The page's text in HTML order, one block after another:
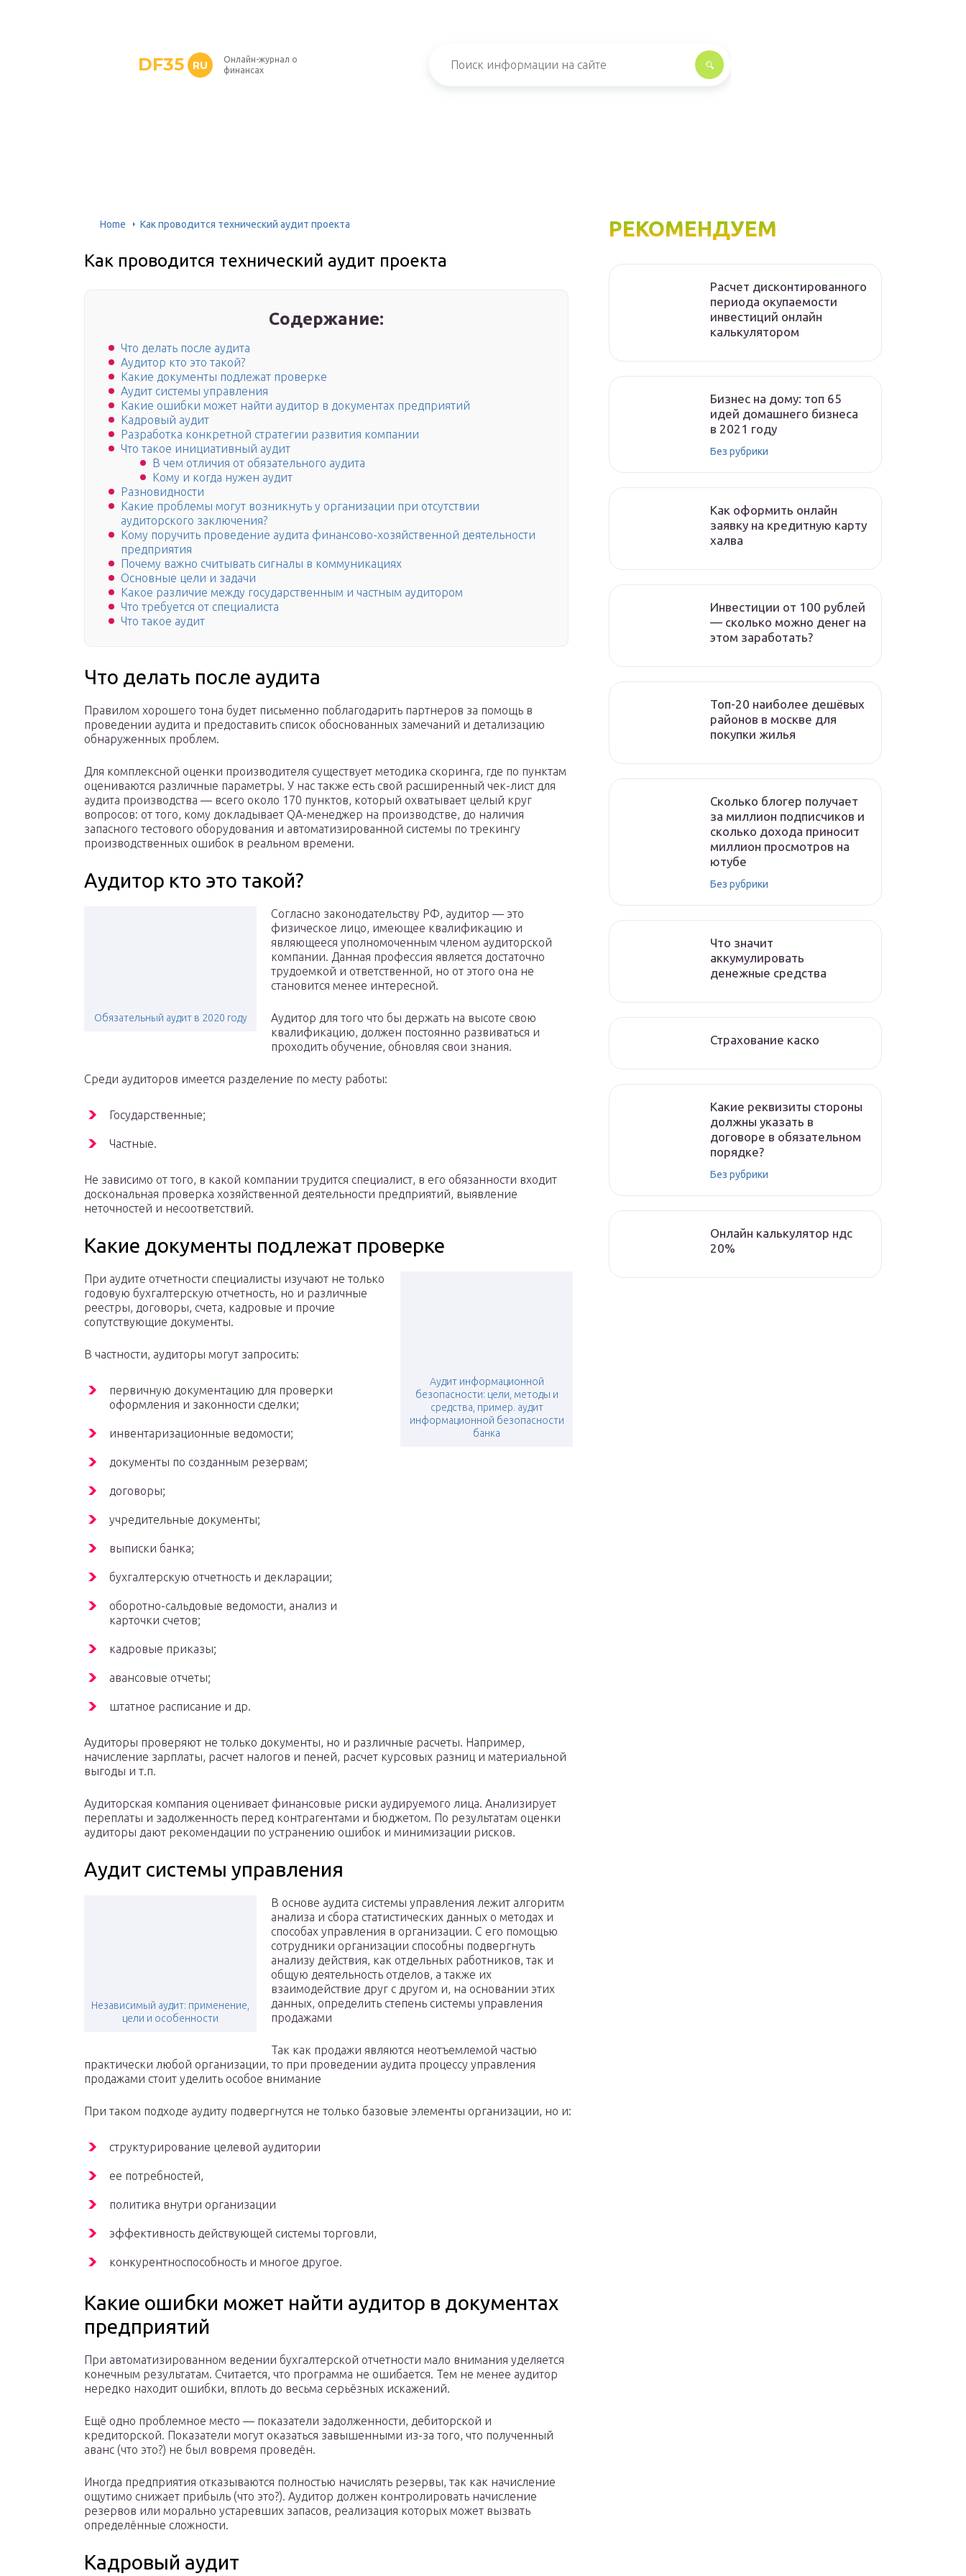
DF35 RU
Онлайн-журнал о
финансах
Home Как проводится технический аудит проекта
Как проводится технический аудит проекта
Содержание:
Что делать после аудита
Аудитор кто это такой?
Какие документы подлежат проверке
Аудит системы управления
Какие ошибки может найти аудитор в документах предприятий
Кадровый аудит
Разработка конкретной стратегии развития компании
Что такое инициативный аудит
В чем отличия от обязательного аудита
Кому и когда нужен аудит
Разновидности
Какие проблемы могут возникнуть у организации при отсутствии
аудиторского заключения?
Кому поручить проведение аудита финансово-хозяйственной деятельности
предприятия
Почему важно считывать сигналы в коммуникациях
Основные цели и задачи
Какое различие между государственным и частным аудитором
Что требуется от специалиста
Что такое аудит
Что делать после аудита
Правилом хорошего тона будет письменно поблагодарить партнеров за помощь в
проведении аудита и предоставить список обоснованных замечаний и детализацию
обнаруженных проблем.
Для комплексной оценки производителя существует методика скоринга, где по пунктам
оцениваются различные параметры. У нас также есть свой расширенный чек-лист для
аудита производства — всего около 170 пунктов, который охватывает целый круг
вопросов: от того, кому докладывает QA-менеджер на производстве, до наличия
запасного тестового оборудования и автоматизированной системы по трекингу
производственных ошибок в реальном времени.
Аудитор кто это такой?
Обязательный аудит в 2020 году
Согласно законодательству РФ, аудитор — это
физическое лицо, имеющее квалификацию и
являющееся уполномоченным членом аудиторской
компании. Данная профессия является достаточно
трудоемкой и ответственной, но от этого она не
становится менее интересной.
Аудитор для того что бы держать на высоте свою
квалификацию, должен постоянно развиваться и
проходить обучение, обновляя свои знания.
Среди аудиторов имеется разделение по месту работы:
Государственные;
Частные.
Не зависимо от того, в какой компании трудится специалист, в его обязанности входит
доскональная проверка хозяйственной деятельности предприятий, выявление
неточностей и несоответствий.
Какие документы подлежат проверке
Аудит информационной
безопасности: цели, методы и
средства, пример. аудит
информационной безопасности
банка
При аудите отчетности специалисты изучают не только
годовую бухгалтерскую отчетность, но и различные
реестры, договоры, счета, кадровые и прочие
сопутствующие документы.
В частности, аудиторы могут запросить:
первичную документацию для проверки
оформления и законности сделки;
инвентаризационные ведомости;
документы по созданным резервам;
договоры;
учредительные документы;
выписки банка;
бухгалтерскую отчетность и декларации;
оборотно-сальдовые ведомости, анализ и
карточки счетов;
кадровые приказы;
авансовые отчеты;
штатное расписание и др.
Аудиторы проверяют не только документы, но и различные расчеты. Например,
начисление зарплаты, расчет налогов и пеней, расчет курсовых разниц и материальной
выгоды и т.п.
Аудиторская компания оценивает финансовые риски аудируемого лица. Анализирует
переплаты и задолженность перед контрагентами и бюджетом. По результатам оценки
аудиторы дают рекомендации по устранению ошибок и минимизации рисков.
Аудит системы управления
Независимый аудит: применение,
цели и особенности
В основе аудита системы управления лежит алгоритм
анализа и сбора статистических данных о методах и
способах управления в организации. С его помощью
сотрудники организации способны подвергнуть
анализу действия, как отдельных работников, так и
общую деятельность отделов, а также их
взаимодействие друг с другом и, на основании этих
данных, определить степень системы управления
продажами
Так как продажи являются неотъемлемой частью
практически любой организации, то при проведении аудита процессу управления
продажами стоит уделить особое внимание
При таком подходе аудиту подвергнутся не только базовые элементы организации, но и:
структурирование целевой аудитории
ее потребностей,
политика внутри организации
эффективность действующей системы торговли,
конкурентноспособность и многое другое.
Какие ошибки может найти аудитор в документах
предприятий
При автоматизированном ведении бухгалтерской отчетности мало внимания уделяется
конечным результатам. Считается, что программа не ошибается. Тем не менее аудитор
нередко находит ошибки, вплоть до весьма серьёзных искажений.
Ещё одно проблемное место — показатели задолженности, дебиторской и
кредиторской. Показатели могут оказаться завышенными из-за того, что полученный
аванс (что это?) не был вовремя проведён.
Иногда предприятия отказываются полностью начислять резервы, так как начисление
ощутимо снижает прибыль (что это?). Аудитор должен контролировать начисление
резервов или морально устаревших запасов, реализация которых может вызвать
определённые сложности.
Кадровый аудит
РЕКОМЕНДУЕМ
Расчет дисконтированного
периода окупаемости
инвестиций онлайн
калькулятором
Бизнес на дому: топ 65
идей домашнего бизнеса
в 2021 году
Без рубрики
Как оформить онлайн
заявку на кредитную карту
халва
Инвестиции от 100 рублей
— сколько можно денег на
этом заработать?
Топ-20 наиболее дешёвых
районов в москве для
покупки жилья
Сколько блогер получает
за миллион подписчиков и
сколько дохода приносит
миллион просмотров на
ютубе
Без рубрики
Что значит
аккумулировать
денежные средства
Страхование каско
Какие реквизиты стороны
должны указать в
договоре в обязательном
порядке?
Без рубрики
Онлайн калькулятор ндс
20%